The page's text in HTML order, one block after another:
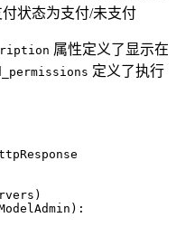
状态为支付/未支付
属性定义了显示在
定义了执行
)